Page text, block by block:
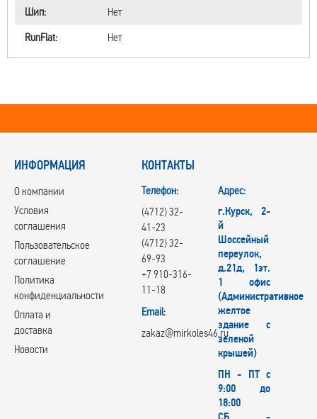
Шип:
Нет
RunFlat:
Нет
ИНФОРМАЦИЯ
О компании
Условия
соглашения
Пользовательское
соглашение
Политика
конфиденциальности
Оплата и
доставка
Новости
КОНТАКТЫ
Телефон:
(4712) 32-
41-23
(4712) 32-
69-93
+7 910-316-
11-18
Email:
zakaz@mirkoles46.ru
Адрес:
г.Курск, 2-
й
Шоссейный
переулок,
д.21д, 1эт.
1 офис
(Административное
желтое
здание с
зеленой
крышей)
ПН - ПТ с
9:00 до
18:00